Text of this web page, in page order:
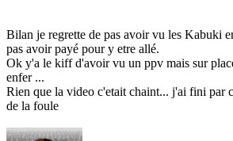
Bilan je regrette de pas avoir vu les Kabuki
pas avoir payé pour y etre allé.
Ok y'a le kiff d'avoir vu un ppv mais sur
enfer ...
Rien que la video c'etait chaint... j'ai fini par
de la foule